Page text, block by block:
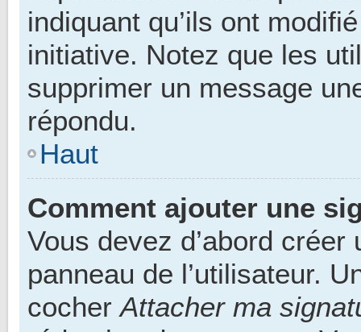
indiquant qu’ils ont
initiative. Notez que les
supprimer un message
répondu.
Haut
Comment ajouter une
Vous devez d’abord
panneau de l’utilisateur.
cocherAttacher ma